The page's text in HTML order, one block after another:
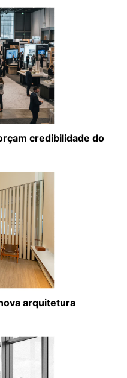
credibilidade do
arquitetura